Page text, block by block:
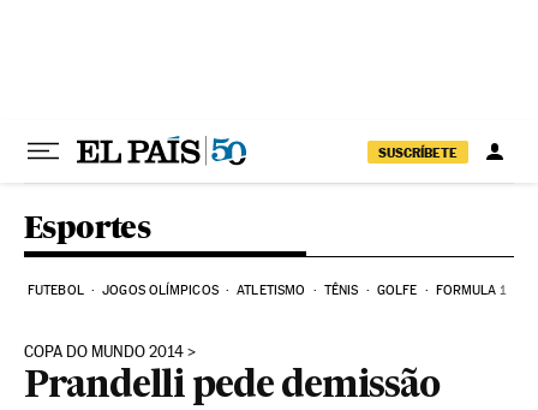
SUSCRÍBETE
Esportes
FUTEBOL JOGOS OLÍMPICOS ATLETISMO TÊNIS GOLFE FORMULA 1
COPA DO MUNDO 2014
Prandelli pede demissão